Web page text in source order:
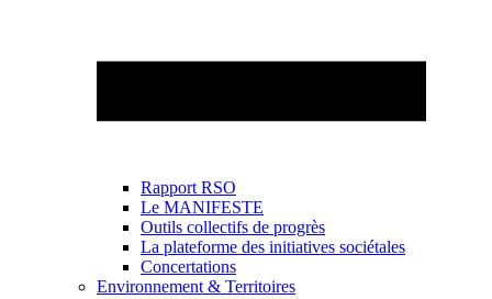
Rapport RSO
Le MANIFESTE
Outils collectifs de progrès
La plateforme des initiatives sociétales
Concertations
Environnement & Territoires